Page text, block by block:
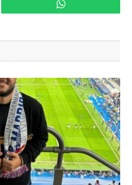
WhatsApp